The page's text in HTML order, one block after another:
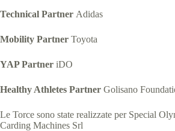
Technical Partner Adidas
Mobility Partner Toyota
YAP Partner iDO
Healthy Athletes Partner Golisano
Le Torce sono state realizzate per Special
Carding Machines Srl